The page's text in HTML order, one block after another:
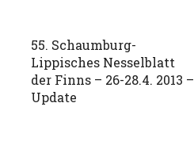
55. Schaumburg-
Lippisches Nesselblatt
der Finns – 26-28.4. 2013 –
Update